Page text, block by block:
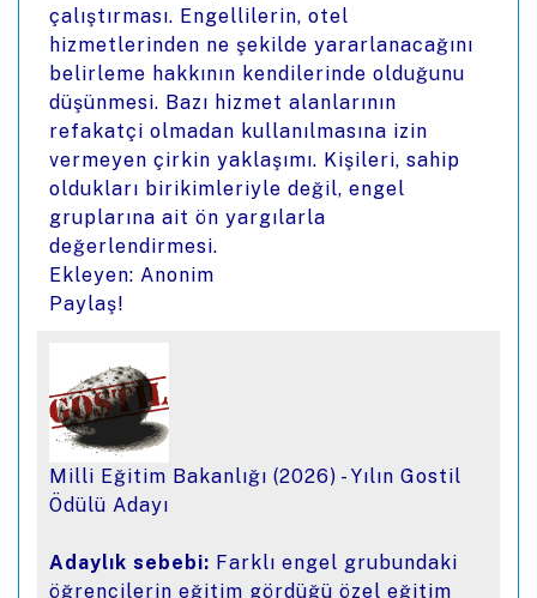
çalıştırması. Engellilerin, otel
hizmetlerinden ne şekilde yararlanacağını
belirleme hakkının kendilerinde olduğunu
düşünmesi. Bazı hizmet alanlarının
refakatçi olmadan kullanılmasına izin
vermeyen çirkin yaklaşımı. Kişileri, sahip
oldukları birikimleriyle değil, engel
gruplarına ait ön yargılarla
değerlendirmesi.
Ekleyen: Anonim
Paylaş!
Milli Eğitim Bakanlığı (2026) - Yılın Gostil
Ödülü Adayı
Adaylık sebebi: Farklı engel grubundaki
öğrencilerin eğitim gördüğü özel eğitim